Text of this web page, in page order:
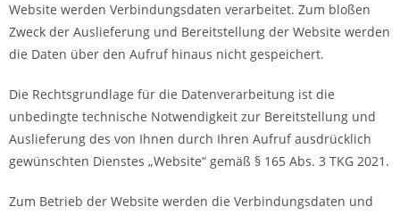
Website werden Verbindungsdaten verarbeitet. Zum bloßen
Zweck der Auslieferung und Bereitstellung der Website werden
die Daten über den Aufruf hinaus nicht gespeichert.
Die Rechtsgrundlage für die Datenverarbeitung ist die
unbedingte technische Notwendigkeit zur Bereitstellung und
Auslieferung des von Ihnen durch Ihren Aufruf ausdrücklich
gewünschten Dienstes „Website“ gemäß § 165 Abs. 3 TKG 2021.
Zum Betrieb der Website werden die Verbindungsdaten und